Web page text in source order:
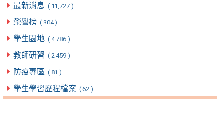
最新消息 ( 11,727 )
榮譽榜 ( 304 )
學生園地 ( 4,786 )
教師研習 ( 2,459 )
防疫專區 ( 81 )
學生學習歷程檔案 ( 62 )